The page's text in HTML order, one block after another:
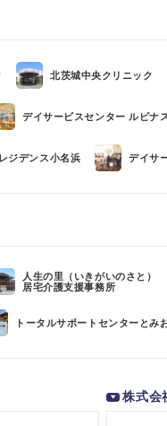
北茨城中央クリニック
デイサービスセンター ルピナ
ジデンス小名浜 デイサ
人生の里（いきがいのさと）
居宅介護支援事務所
トータルサポートセンターとみ
株式会